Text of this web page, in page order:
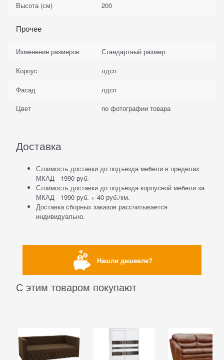
Высота (см)
200
Прочее
Изменение размеров
Стандартный размер
Корпус
лдсп
Фасад
лдсп
Цвет
по фотографии товара
Доставка
Стоимость доставки до подъезда мебели в пределах
МКАД - 1990 руб.
Стоимость доставки до подъезда корпусной мебели за
МКАД - 1990 руб. + 40 руб./км.
Доставка сборных заказов рассчитывается
индивидуально.
Нашли дешевле?
С этим товаром покупают